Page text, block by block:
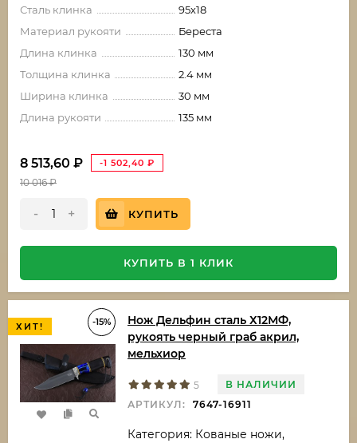
Сталь клинка
95х18
Материал рукояти
Береста
Длина клинка
130 мм
Толщина клинка
2.4 мм
Ширина клинка
30 мм
Длина рукояти
135 мм
8 513,60 ₽ -1 502,40 ₽
10 016₽
- + КУПИТЬ
КУПИТЬ В 1 КЛИК
ХИТ! -15%
Нож Дельфин сталь Х12МФ,
рукоять черный граб акрил,
мельхиор
5
В НАЛИЧИИ
АРТИКУЛ:
7647-16911
Категория: Кованые ножи,